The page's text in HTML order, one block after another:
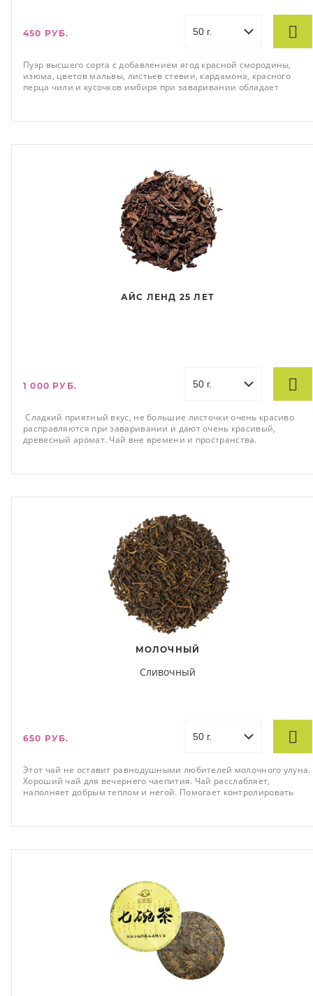
450 РУБ.
Пуэр высшего сорта с добавлением ягод красной смородины,
изюма, цветов мальвы, листьев стевии, кардамона, красного
перца чили и кусочков имбиря при заваривании обладает
АЙС ЛЕНД 25 ЛЕТ
1 000 РУБ.
Сладкий приятный вкус, не большие листочки очень красиво
расправляются при заваривании и дают очень красивый,
древесный аромат. Чай вне времени и пространства.
МОЛОЧНЫЙ
Сливочный
650 РУБ.
Этот чай не оставит равнодушными любителей молочного улуна.
Хороший чай для вечернего чаепития. Чай расслабляет,
наполняет добрым теплом и негой. Помогает контролировать